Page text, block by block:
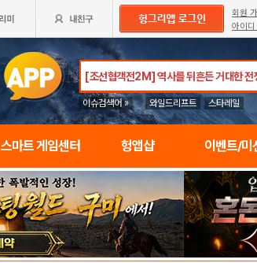
회원
아이
이슈검색어 » 와일드리프트 스타레일
스마트 게임센터 헝앱샵 이벤트/미